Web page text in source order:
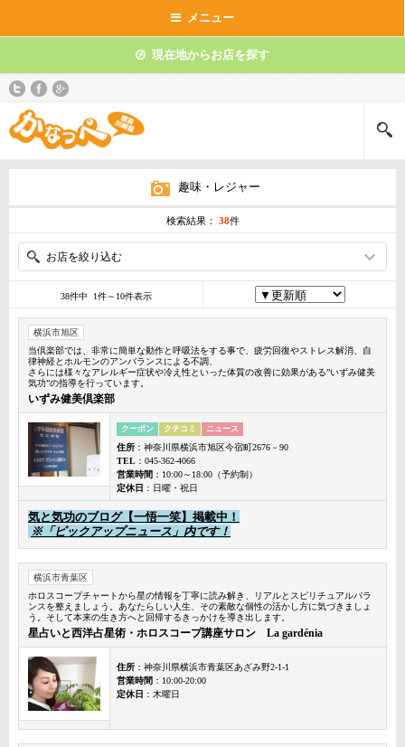
メニュー
現在地からお店を探す
趣味・レジャー
検索結果： 38件
お店を絞り込む
38件中 1件～10件表示
横浜市旭区
当倶楽部では、非常に簡単な動作と呼吸法をする事で、疲労回復やストレス解消、自
律神経とホルモンのアンバランスによる不調、
さらには様々なアレルギー症状や冷え性といった体質の改善に効果がある”いずみ健美
気功”の指導を行っています。
いずみ健美倶楽部
クーポン クチコミ ニュース
住所 ：神奈川県横浜市旭区今宿町2676－90
TEL ：045-362-4066
営業時間 ：10:00～18:00（予約制）
定休日 ：日曜・祝日
気と気功のブログ【一悟一笑】掲載中！
※「ピックアップニュース」内です！
横浜市青葉区
ホロスコープチャートから星の情報を丁寧に読み解き、リアルとスピリチュアルバラ
ンスを整えましょう。あなたらしい人生、その素敵な個性の活かし方に気づきましょ
う。そして本来の生き方へと回帰するきっかけを導き出します。
星占いと西洋占星術・ホロスコープ講座サロン La gardénia
住所 ：神奈川県横浜市青葉区あざみ野2-1-1
営業時間 ：10:00-20:00
定休日 ：木曜日